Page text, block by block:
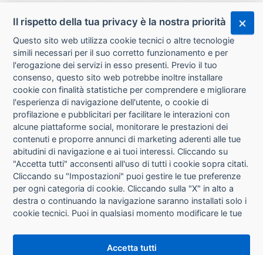
CHI SIAMO
CONTATTI
CONDIZIONI DI VENDITA
RICHIESTA RECESSO
PRIVACY
Il rispetto della tua privacy è la nostra priorità
Questo sito web utilizza cookie tecnici o altre tecnologie
simili necessari per il suo corretto funzionamento e per
l'erogazione dei servizi in esso presenti. Previo il tuo
consenso, questo sito web potrebbe inoltre installare
cookie con finalità statistiche per comprendere e migliorare
l'esperienza di navigazione dell'utente, o cookie di
profilazione e pubblicitari per facilitare le interazioni con
alcune piattaforme social, monitorare le prestazioni dei
contenuti e proporre annunci di marketing aderenti alle tue
abitudini di navigazione e ai tuoi interessi. Cliccando su
"Accetta tutti" acconsenti all'uso di tutti i cookie sopra citati.
Cliccando su "Impostazioni" puoi gestire le tue preferenze
per ogni categoria di cookie. Cliccando sulla "X" in alto a
destra o continuando la navigazione saranno installati solo i
cookie tecnici. Puoi in qualsiasi momento modificare le tue
che si trova in fondo alle pagine del sito. Per maggiori
informazioni consulta la nostraInformativa sui cookie
Accetta tutti